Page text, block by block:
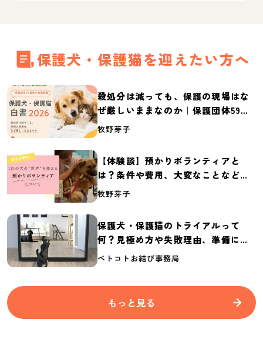
保護犬・保護猫を迎えたい方へ
殺処分は減っても、保護の現場はな
ぜ厳しいままなのか｜保護団体59団
体の実態調査【保護犬・保護猫白書
牧野芽子
【体験談】預かりボランティアと
は？条件や費用、大変なことなど紹
介
牧野芽子
保護犬・保護猫のトライアルって
何？見極め方や失敗理由、準備に必
要なものを紹介
ペトコトお結び事務局
もっと見る